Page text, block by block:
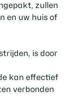
zullen
en uw huis of
is door
kan effectief
verbonden